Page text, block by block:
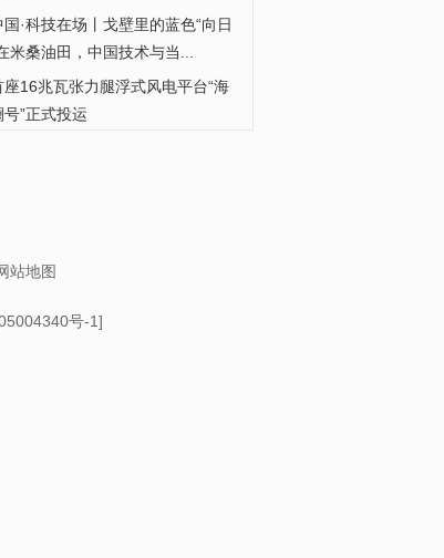
·科技在场丨戈壁里的蓝色“向日
米桑油田，中国技术与当...
座16兆瓦张力腿浮式风电平台“海
”正式投运
站地图
号-1]